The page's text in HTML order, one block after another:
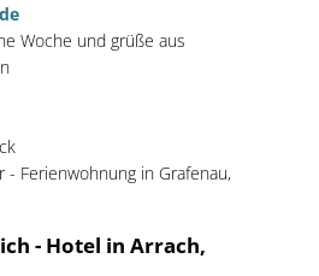
Woche und grüße aus
Ferienwohnung in Grafenau,
- Hotel in Arrach,